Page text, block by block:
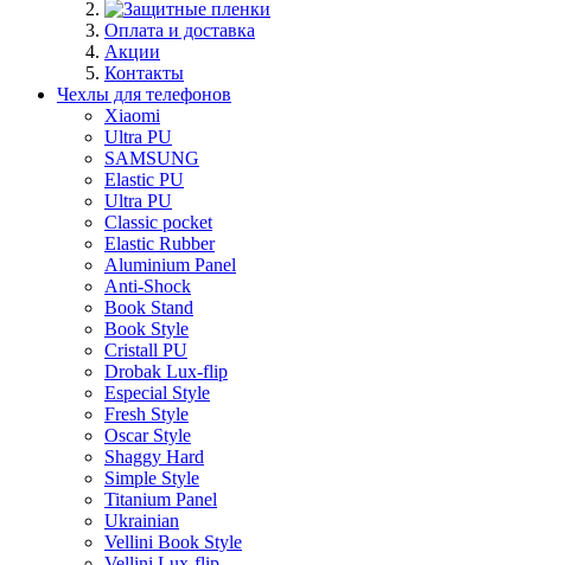
Оплата и доставка
Акции
Контакты
Чехлы для телефонов
Xiaomi
Ultra PU
SAMSUNG
Elastic PU
Ultra PU
Classic pocket
Elastic Rubber
Aluminium Panel
Anti-Shock
Book Stand
Book Style
Cristall PU
Drobak Lux-flip
Especial Style
Fresh Style
Oscar Style
Shaggy Hard
Simple Style
Titanium Panel
Ukrainian
Vellini Book Style